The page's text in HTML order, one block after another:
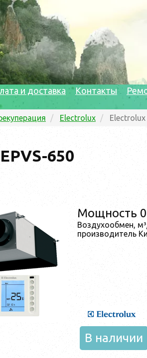
и доставка Контакты
Electrolux Electrolux
650
Мощность
Воздухообмен,
производитель
В наличии